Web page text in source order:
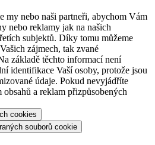
my nebo naši partneři, abychom Vám
nebo reklamy jak na našich
subjektů. Díky tomu můžeme
zájmech, tak zvané
základě těchto informací není
identifikace Vaší osoby, protože jsou
údaje. Pokud nevyjádříte
obsahů a reklam přizpůsobených
cookies
souborů cookie